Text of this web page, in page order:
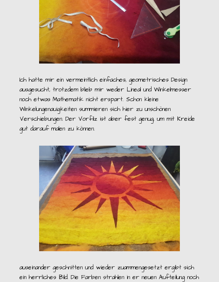
Ich hatte mir ein vermeintlich einfaches, geometrisches Design
ausgesucht, trotzdem blieb mir weder Lineal und Winkelmesser
noch etwas Mathematik nicht erspart. Schon kleine
Winkelungenauigkeiten summieren sich hier zu unschönen
Verschiebungen. Der Vorfilz ist aber fest genug, um mit Kreide
gut darauf malen zu können.
auseinander geschnitten und wieder zuammengesetzt ergibt sich
ein herrliches Bild. Die Farben strahlen in er neuen Aufteilung noch